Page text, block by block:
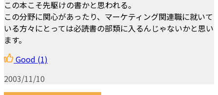
この本こそ先駆けの書かと思われる。
この分野に関心があったり、マーケティング関連職に就いて
いる方々にとっては必読書の部類に入るんじゃないかと思い
ます。
Good (1)
2003/11/10